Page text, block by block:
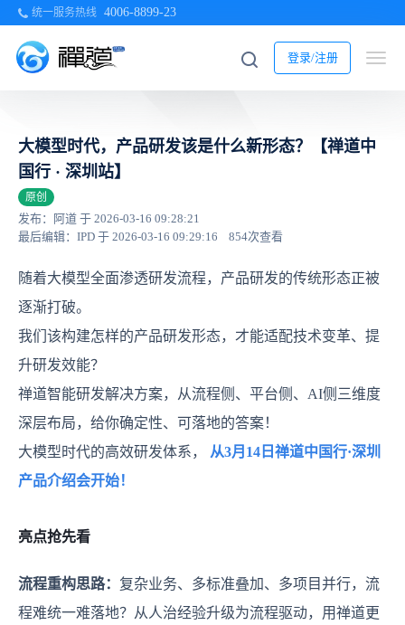
统一服务热线 4006-8899-23
登录/注册
大模型时代，产品研发该是什么新形态？【禅道中
国行 · 深圳站】
原创
发布：阿道 于 2026-03-16 09:28:21
最后编辑：IPD 于 2026-03-16 09:29:16
854次查看
随着大模型全面渗透研发流程，产品研发的传统形态正被
逐渐打破。
我们该构建怎样的产品研发形态，才能适配技术变革、提
升研发效能？
禅道智能研发解决方案，从流程侧、平台侧、AI侧三维度
深层布局，给你确定性、可落地的答案！
大模型时代的高效研发体系， 从3月14日禅道中国行·深圳
产品介绍会开始！
亮点抢先看
流程重构思路： 复杂业务、多标准叠加、多项目并行，流
程难统一难落地？从人治经验升级为流程驱动，用禅道更